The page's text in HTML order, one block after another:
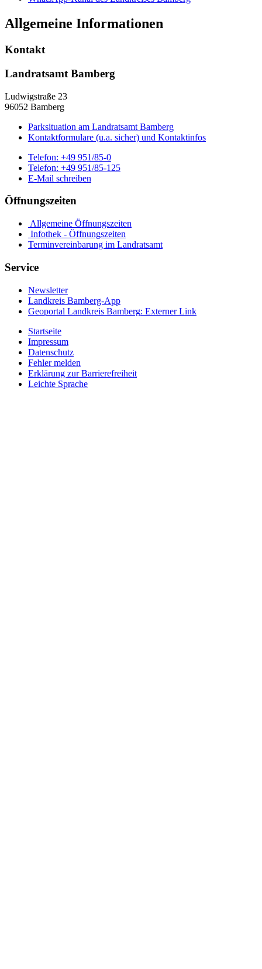
Allgemeine Informationen
Kontakt
Landratsamt Bamberg
Ludwigstraße 23
96052 Bamberg
Parksituation am Landratsamt Bamberg
Kontaktformulare (u.a. sicher) und Kontaktinfos
Telefon: +49 951/85-0
Telefon: +49 951/85-125
E-Mail schreiben
Öffnungszeiten
Allgemeine Öffnungszeiten
Infothek - Öffnungszeiten
Terminvereinbarung im Landratsamt
Service
Newsletter
Landkreis Bamberg-App
Geoportal Landkreis Bamberg: Externer Link
Startseite
Impressum
Datenschutz
Fehler melden
Erklärung zur Barrierefreiheit
Leichte Sprache